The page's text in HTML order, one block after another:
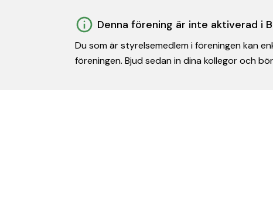
Denna förening är inte aktiverad i
Du som är styrelsemedlem i föreningen kan
föreningen. Bjud sedan in dina kollegor och